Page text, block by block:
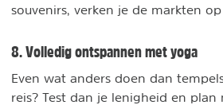
souvenirs, verken je de markten
8. Volledig ontspannen met yoga
Even wat anders doen dan
reis? Test dan je lenigheid en plan